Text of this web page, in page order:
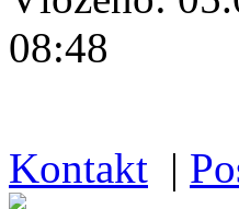
08:48
Kontakt |